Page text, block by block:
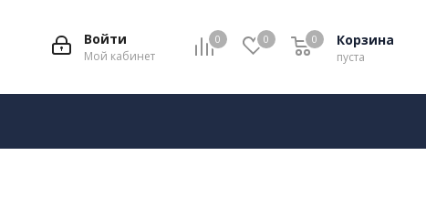
0 0 Корзина
пуста
0
Войти
Мой кабинет